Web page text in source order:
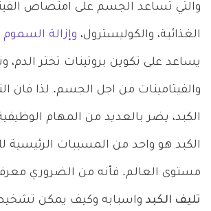
والتي تساعد الجسم على امتصاص
الغذائية، والكوليسترول، وإزالة السموم
يساعد على تكوين بروتينات تخثر الدم،
والفيتامينات من اجل الجسم. لذا
الكبد، يضر بالعديد من المهام
الكبد هو واحد من المسببات الرئيسية
مستوى العالم. فأنه من الضروري
تليف الكبد واسبابه وكيف يمكن